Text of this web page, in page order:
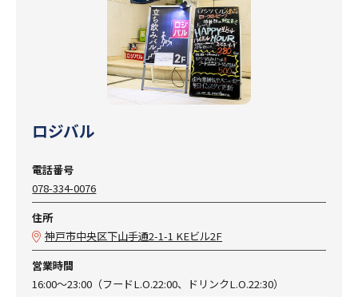
ロジバル
電話番号
078-334-0076
住所
神戸市中央区下山手通2-1-1 KEビル2F
営業時間
16:00～23:00（フードL.O.22:00、ドリンクL.O.22:30）